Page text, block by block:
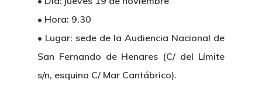
• Hora: 9.30
• Lugar: sede de la Audiencia Nacional de
San Fernando de Henares (C/ del Límite
s/n, esquina C/ Mar Cantábrico).